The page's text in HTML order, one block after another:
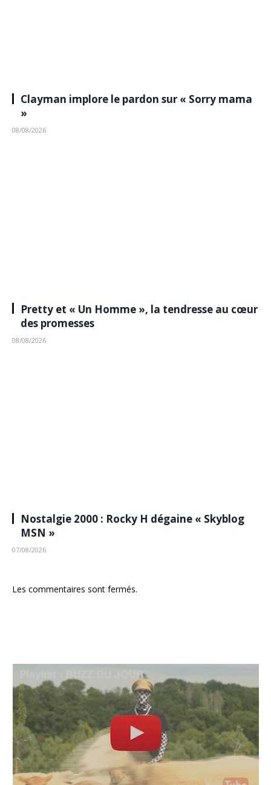
Clayman implore le pardon sur « Sorry mama
»
08/08/2026
Pretty et « Un Homme », la tendresse au cœur
des promesses
08/08/2026
Nostalgie 2000 : Rocky H dégaine « Skyblog
MSN »
07/08/2026
Les commentaires sont fermés.